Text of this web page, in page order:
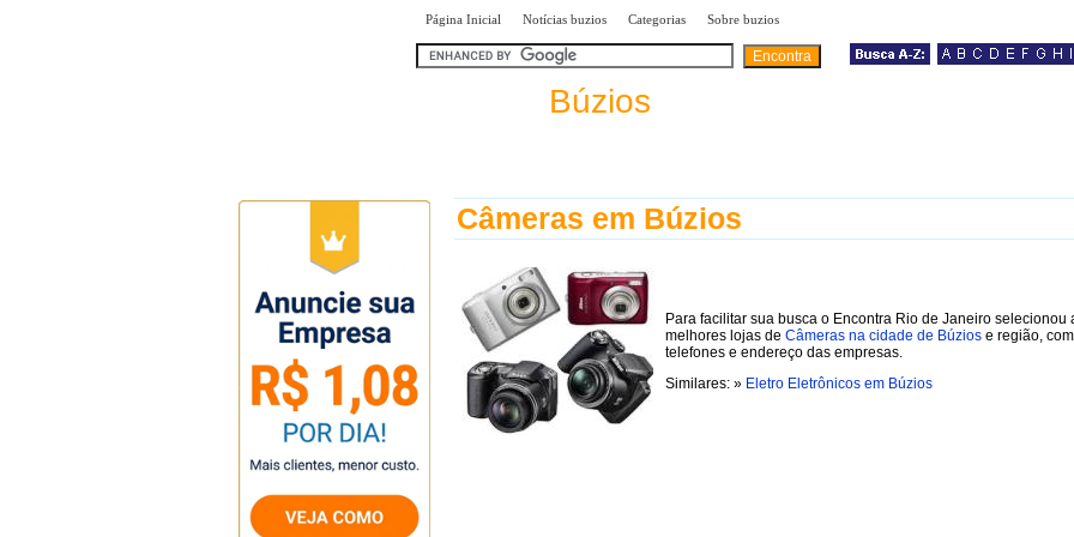
Página Inicial Notícias buzios Categorias Sobre buzios
Búzios
Câmeras em Búzios
Para facilitar sua busca o Encontra Rio de Janeiro selecionou
melhores lojas de Câmeras na cidade de Búzios e região, com
telefones e endereço das empresas.
Similares: » Eletro Eletrônicos em Búzios